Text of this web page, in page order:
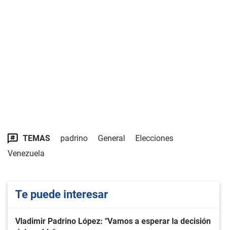
TEMAS padrino General
Elecciones
Venezuela
Te puede interesar
Vladimir Padrino López: "Vamos a esperar la decisión